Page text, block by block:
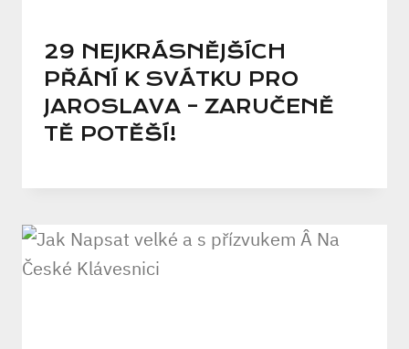
29 NEJKRÁSNĚJŠÍCH
PŘÁNÍ K SVÁTKU PRO
JAROSLAVA – ZARUČENĚ
TĚ POTĚŠÍ!